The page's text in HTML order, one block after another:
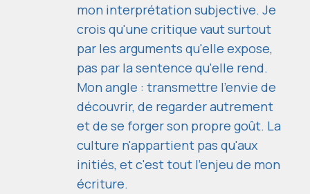
mon interprétation subjective. Je
crois qu'une critique vaut surtout
par les arguments qu'elle expose,
pas par la sentence qu'elle rend.
Mon angle : transmettre l'envie de
découvrir, de regarder autrement
et de se forger son propre goût. La
culture n'appartient pas qu'aux
initiés, et c'est tout l'enjeu de mon
écriture.